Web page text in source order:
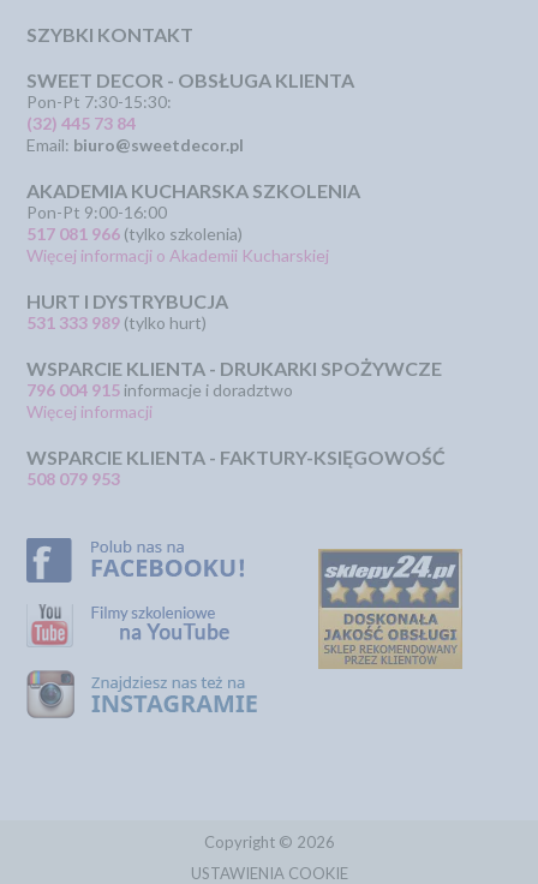
SZYBKI KONTAKT
SWEET DECOR - OBSŁUGA KLIENTA
Pon-Pt 7:30-15:30:
(32) 445 73 84
Email: biuro@sweetdecor.pl
AKADEMIA KUCHARSKA SZKOLENIA
Pon-Pt 9:00-16:00
517 081 966 (tylko szkolenia)
Więcej informacji o Akademii Kucharskiej
HURT I DYSTRYBUCJA
531 333 989 (tylko hurt)
WSPARCIE KLIENTA - DRUKARKI SPOŻYWCZE
796 004 915 informacje i doradztwo
Więcej informacji
WSPARCIE KLIENTA - FAKTURY-KSIĘGOWOŚĆ
508 079 953
Copyright © 2026
USTAWIENIA COOKIE